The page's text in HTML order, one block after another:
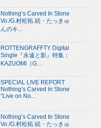
Nothing’s Carved In Stone
Vo./G.村松拓 続・たっきゅ
んのキ...
ROTTENGRAFFTY Digital
Single『永遠と影』特集：
KAZUOMI（G....
SPECIAL LIVE REPORT
Nothing’s Carved In Stone
“Live on No...
Nothing’s Carved In Stone
Vo./G.村松拓 続・たっきゅ